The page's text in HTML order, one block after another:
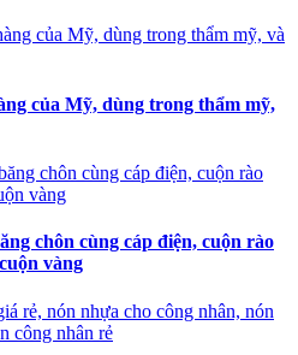
của Mỹ, dùng trong thẩm mỹ,
chôn cùng cáp điện, cuộn rào
vàng